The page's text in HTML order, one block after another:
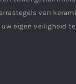
van
eigen veiligheid